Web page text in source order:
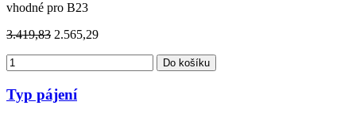
vhodné pro B23
3.419,83 2.565,29
Do košíku
Typ pájení